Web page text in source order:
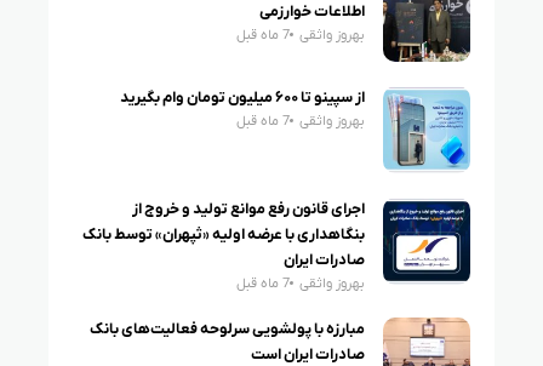
اطلاعات خوارزمی
بهروز واثقی 7 ماه قبل
از سپینو تا ۶۰۰ میلیون تومان وام بگیرید
بهروز واثقی 7 ماه قبل
اجرای قانون رفع موانع تولید و خروج از
بنگاهداری با عرضه اولیه «ثپهران» توسط بانک
صادرات ایران
بهروز واثقی 7 ماه قبل
مبارزه با پولشویی سرلوحه فعالیت‌های بانک
صادرات ایران است